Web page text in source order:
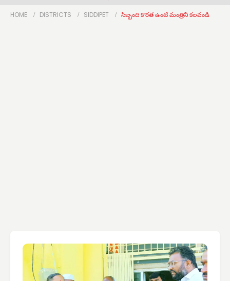
HOME DISTRICTS SIDDIPET సిబ్బంది కొరత ఉంటే మంత్రిని కలవండి